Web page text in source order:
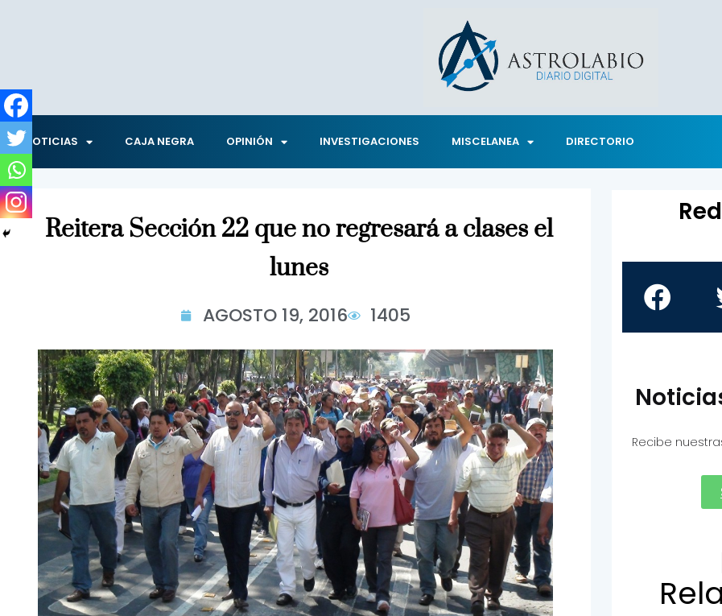
NOTICIAS CAJA NEGRA OPINIÓN INVESTIGACIONES MISCELANEA DIRECTORIO
Reitera Sección 22 que no regresará a clases el
lunes
AGOSTO 19, 2016 1405
Recibe